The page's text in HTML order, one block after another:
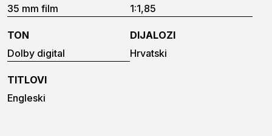
35 mm film
1:1,85
TON
Dolby digital
DIJALOZI
Hrvatski
TITLOVI
Engleski